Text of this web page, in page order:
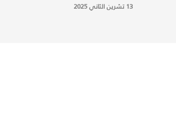
13 تشرين الثاني 2025